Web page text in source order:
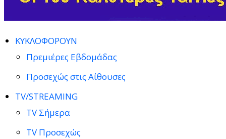
ΚΥΚΛΟΦΟΡΟΥΝ
Πρεμιέρες Εβδομάδας
Προσεχώς στις Αίθουσες
TV/STREAMING
TV Σήμερα
TV Προσεχώς